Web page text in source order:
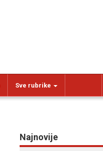
Sve rubrike
Najnovije